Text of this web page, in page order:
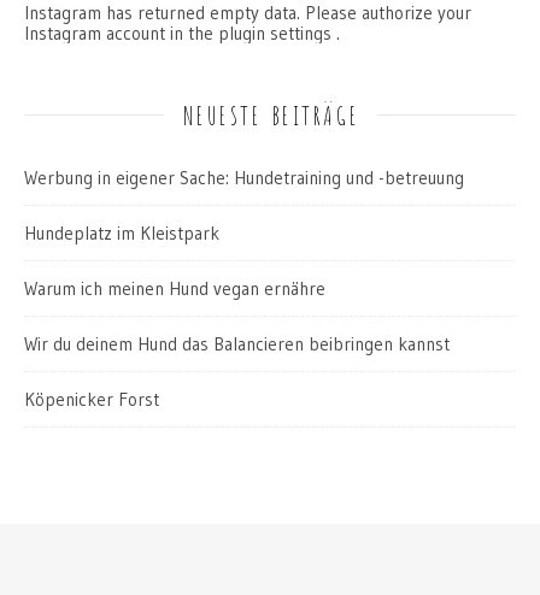
Instagram has returned empty data. Please authorize your
Instagram account in the plugin settings .
NEUESTE BEITRÄGE
Werbung in eigener Sache: Hundetraining und -betreuung
Hundeplatz im Kleistpark
Warum ich meinen Hund vegan ernähre
Wir du deinem Hund das Balancieren beibringen kannst
Köpenicker Forst